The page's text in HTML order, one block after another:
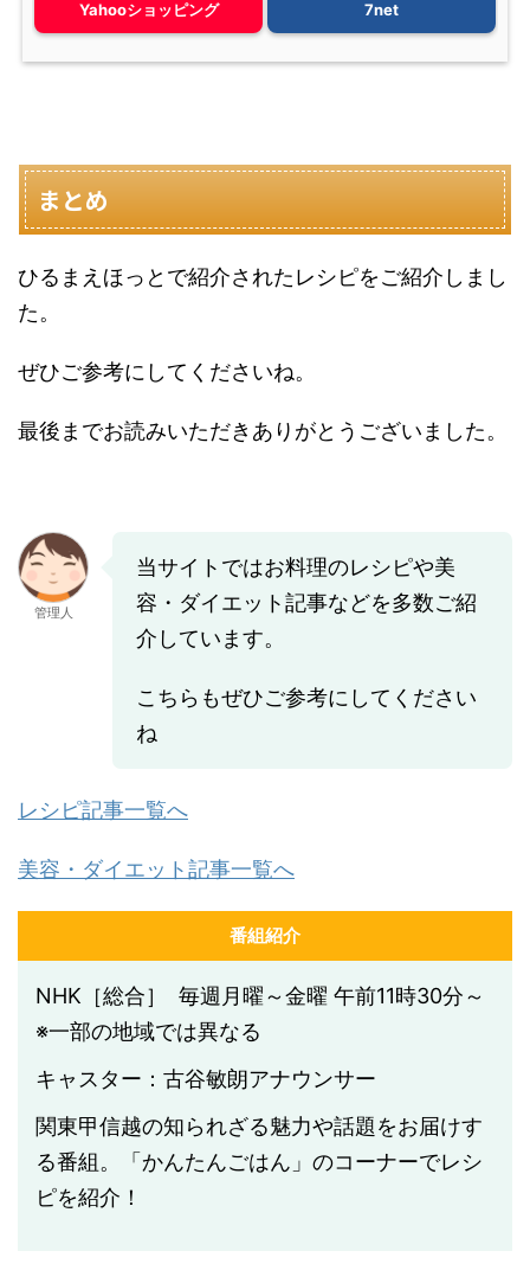
Yahooショッピング 7net
まとめ
ひるまえほっとで紹介されたレシピをご紹介しまし
た。
ぜひご参考にしてくださいね。
最後までお読みいただきありがとうございました。
管理人
当サイトではお料理のレシピや美
容・ダイエット記事などを多数ご紹
介しています。
こちらもぜひご参考にしてください
ね
レシピ記事一覧へ
美容・ダイエット記事一覧へ
番組紹介
NHK［総合］ 毎週月曜～金曜 午前11時30分～
※一部の地域では異なる
キャスター：古谷敏朗アナウンサー
関東甲信越の知られざる魅力や話題をお届けす
る番組。「かんたんごはん」のコーナーでレシ
ピを紹介！